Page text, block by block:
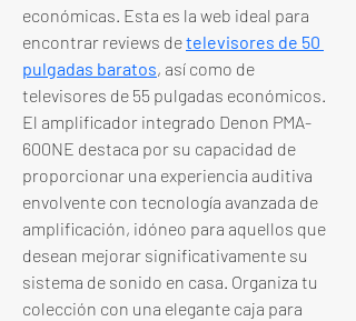
económicas. Esta es la web ideal para
encontrar reviews de televisores de 50
pulgadas baratos, así como de
televisores de 55 pulgadas económicos.
El amplificador integrado Denon PMA-
600NE destaca por su capacidad de
proporcionar una experiencia auditiva
envolvente con tecnología avanzada de
amplificación, idóneo para aquellos que
desean mejorar significativamente su
sistema de sonido en casa. Organiza tu
colección con una elegante caja para